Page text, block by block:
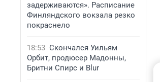
задерживаются». Расписание
Финляндского вокзала резко
покраснело
18:53 Скончался Уильям
Орбит, продюсер Мадонны,
Бритни Спирс и Blur